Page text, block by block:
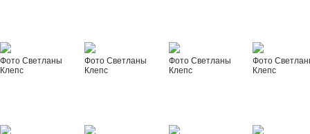
Фото Светланы
Клепс
Фото Светланы
Клепс
Фото Светланы
Клепс
Фото
Клепс